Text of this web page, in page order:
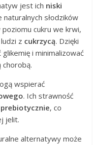
jest ich niski
naturalnych słodzików
cukru we krwi,
z cukrzycą. Dzięki
i minimalizować
chorobą.
wspierać
. Ich strawność
prebiotycznie, co
jelit.
alternatywy może